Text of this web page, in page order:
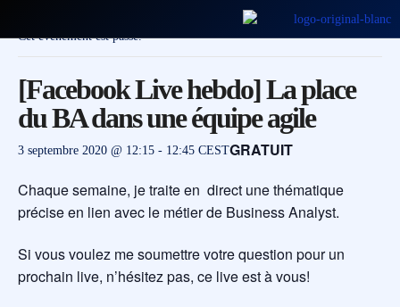
Cet évènement est passé.
[Facebook Live hebdo] La place
du BA dans une équipe agile
3 septembre 2020 @ 12:15 - 12:45 CESTGRATUIT
Chaque semaine, je traite en direct une thématique
précise en lien avec le métier de Business Analyst.
Si vous voulez me soumettre votre question pour un
prochain live, n’hésitez pas, ce live est à vous!